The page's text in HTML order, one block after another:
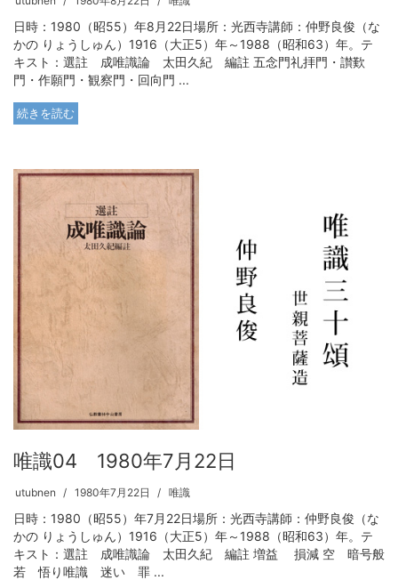
日時：1980（昭55）年8月22日場所：光西寺講師：仲野良俊（な
かの りょうしゅん）1916（大正5）年～1988（昭和63）年。テ
キスト：選註 成唯識論 太田久紀 編註 五念門礼拝門・讃歎
門・作願門・観察門・回向門 ...
続きを読む
唯識04 1980年7月22日
utubnen 1980年7月22日 唯識
日時：1980（昭55）年7月22日場所：光西寺講師：仲野良俊（な
かの りょうしゅん）1916（大正5）年～1988（昭和63）年。テ
キスト：選註 成唯識論 太田久紀 編註 増益 損減 空 暗号般
若 悟り唯識 迷い 罪 ...